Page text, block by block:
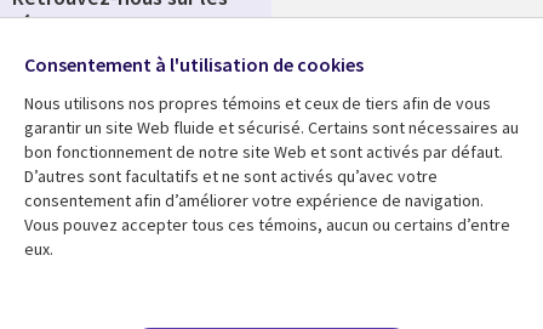
Fusions
Ressources
Library
Links
Articles
Blog
Support
Legal
Accessibilité
réseaux
Social
Media
FRANCE
Consentement à l'utilisation de cookies
Nous utilisons nos propres témoins et ceux de tiers afin de vous
garantir un site Web fluide et sécurisé. Certains sont nécessaires au
bon fonctionnement de notre site Web et sont activés par défaut.
D’autres sont facultatifs et ne sont activés qu’avec votre
consentement afin d’améliorer votre expérience de navigation.
Vous pouvez accepter tous ces témoins, aucun ou certains d’entre
eux.